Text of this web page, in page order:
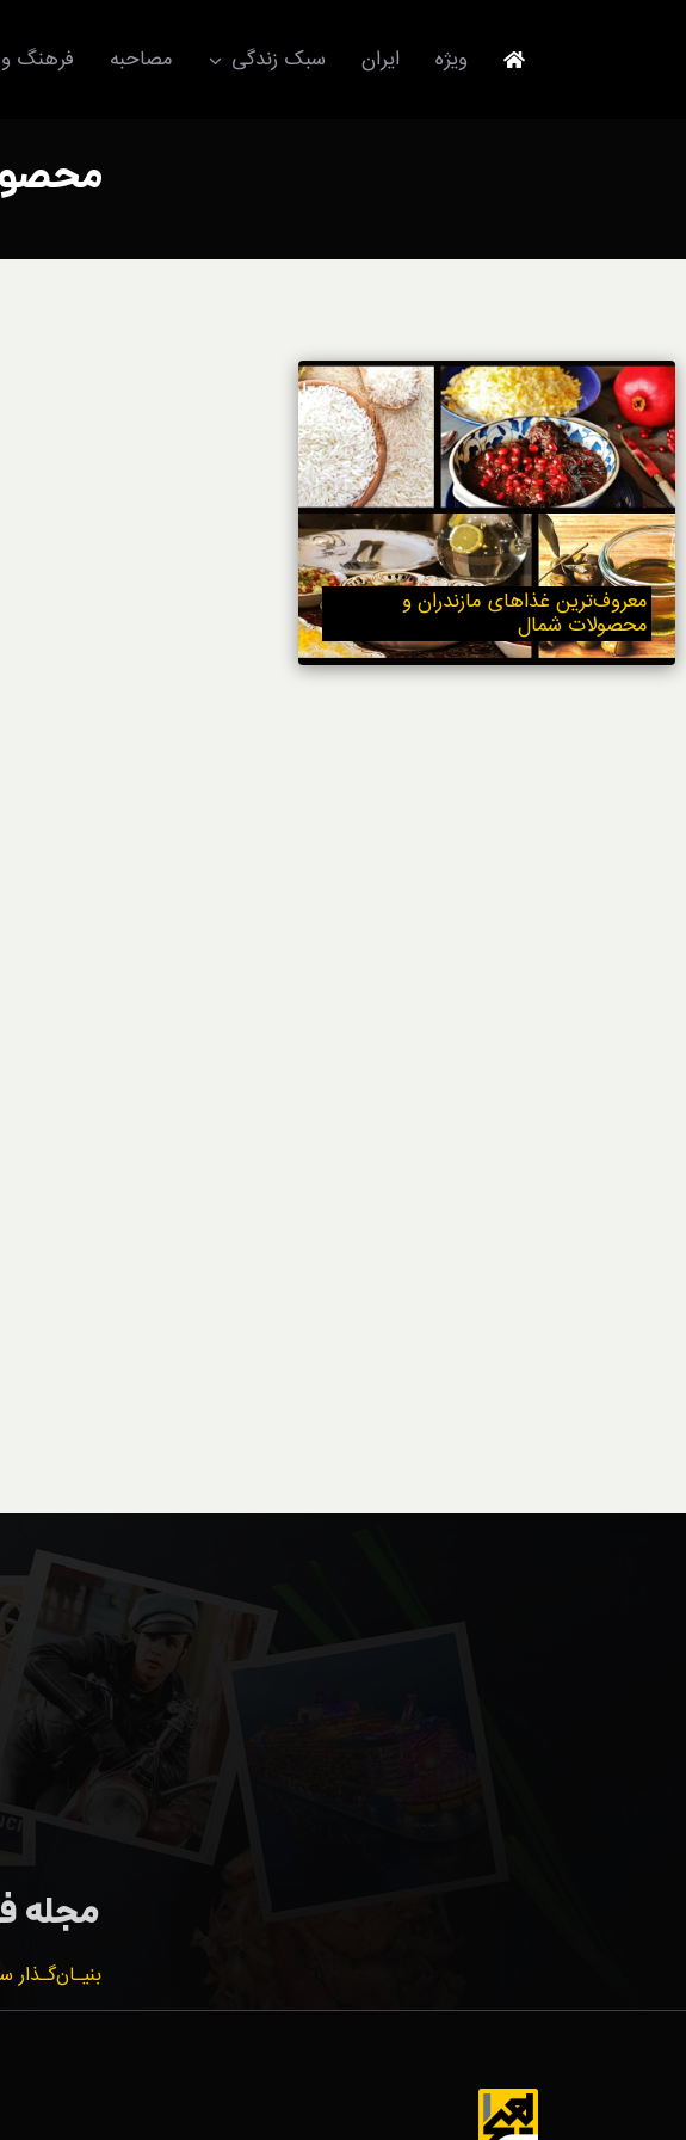
ویژه ایران سبک زندگی
استایل
آداب معاشرت
ورزش/ سلامت/ زیبایی
تکنولوژی
خودرو
خوردنی‌ها
مصاحبه فرهنگ
معروف‌ترین غذاهای مازندران و
محصولات شمال